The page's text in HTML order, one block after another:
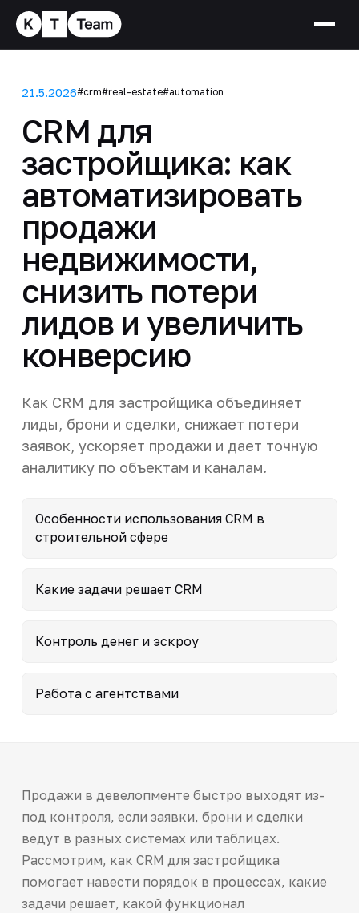
21.5.2026#crm#real-estate#automation
CRM для
застройщика: как
автоматизировать
продажи
недвижимости,
снизить потери
лидов и увеличить
конверсию
Как CRM для застройщика объединяет
лиды, брони и сделки, снижает потери
заявок, ускоряет продажи и дает точную
аналитику по объектам и каналам.
Особенности использования CRM в
строительной сфере
Какие задачи решает CRM
Контроль денег и эскроу
Работа с агентствами
Продажи в девелопменте быстро выходят из-
под контроля, если заявки, брони и сделки
ведут в разных системах или таблицах.
Рассмотрим, как CRM для застройщика
помогает навести порядок в процессах, какие
задачи решает, какой функционал